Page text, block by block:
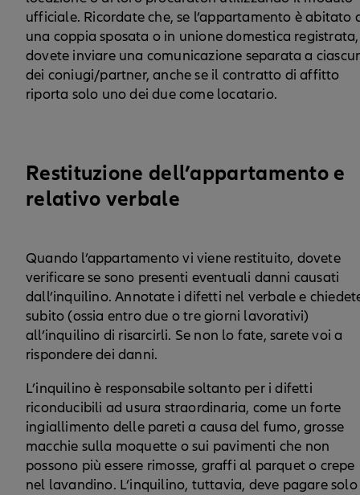
ufficiale. Ricordate che, se l’appartamento è abitato
una coppia sposata o in unione domestica registrata,
dovete inviare una comunicazione separata a
dei coniugi/partner, anche se il contratto di affitto
riporta solo uno dei due come locatario.
Restituzione dell’appartamento e
relativo verbale
Quando l’appartamento vi viene restituito, dovete
verificare se sono presenti eventuali danni causati
dall’inquilino. Annotate i difetti nel verbale e
subito (ossia entro due o tre giorni lavorativi)
all’inquilino di risarcirli. Se non lo fate, sarete voi a
rispondere dei danni.
L’inquilino è responsabile soltanto per i difetti
riconducibili ad usura straordinaria, come un forte
ingiallimento delle pareti a causa del fumo, grosse
macchie sulla moquette o sui pavimenti che non
possono più essere rimosse, graffi al parquet o crepe
nel lavandino. L’inquilino, tuttavia, deve pagare